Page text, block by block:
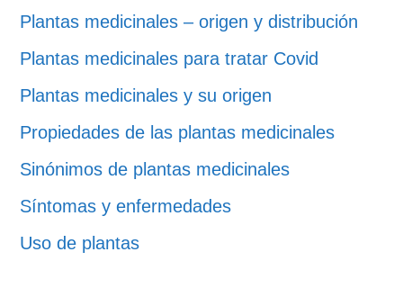
Plantas medicinales – origen y distribución
Plantas medicinales para tratar Covid
Plantas medicinales y su origen
Propiedades de las plantas medicinales
Sinónimos de plantas medicinales
Síntomas y enfermedades
Uso de plantas